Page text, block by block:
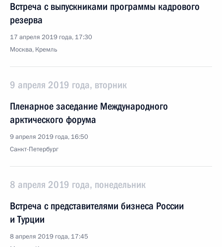
Встреча с выпускниками программы кадрового
резерва
17 апреля 2019 года, 17:30
Москва, Кремль
9 апреля 2019 года, вторник
Пленарное заседание Международного
арктического форума
9 апреля 2019 года, 16:50
Санкт-Петербург
8 апреля 2019 года, понедельник
Встреча с представителями бизнеса России
и Турции
8 апреля 2019 года, 17:45